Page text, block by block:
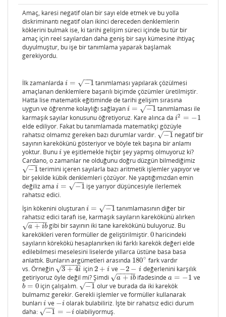
Amaç, karesi negatif olan bir sayı elde etmek ve bu yolla
diskriminantı negatif olan ikinci dereceden denklemlerin
köklerini bulmak ise, ki tarihi gelişim süreci içinde bu tür bir
amaç için reel sayılardan daha geniş bir sayı kümesine ihtiyaç
duyulmuştur, bu işe bir tanımlama yaparak başlamak
gerekiyordu.
İlk zamanlarda i = −1
−−
−
√
i= −1
tanımlaması yapılarak çözülmesi
amaçlanan denklemlere başarılı biçimde çözümler üretilmiştir.
Hatta lise matematik eğitiminde de tarihi gelişim sırasına
uygun ve öğrenme kolaylığı sağlayan i = −1
−−
−
√
i= −1
tanımlaması ile
karmaşık sayılar konusunu öğretiyoruz. Kare alınca da i2 = −1
i2 −1
elde ediliyor. Fakat bu tanımlamada matematikçi gözüyle
rahatsız olmamız gereken bazı durumlar vardır.
−1
−−
−
√
−1
negatif bir
sayının karekökünü gösteriyor ve böyle tek başına bir anlamı
yoktur. Bunu i
i ye eşitlemekle hiçbir şey yapmış olmuyoruz ki?
Cardano, o zamanlar ne olduğunu doğru düzgün bilmediğimiz
−1
−−
−
√
−1
terimini içeren sayılarla bazı aritmetik işlemler yapıyor ve
bir şekilde kübik denklemleri çözüyor. Ne yaptığımızdan emin
değiliz ama i = −1
−−
−
√
i= −1
işe yarıyor düşüncesiyle ilerlemek
rahatsız edici.
İşin kökenini oluşturan i = −1
−−
−
√
i= −1
tanımlamasının diğer bir
rahatsız edici tarafı ise, karmaşık sayıların karekökünü alırken
a + ib
− −
−−−
√
a+ib
gibi bir sayının iki tane karekökünü buluyoruz. Bu
karekökleri veren formüller de geliştirilmiştir.0
0 haricindeki
sayıların körekökü hesaplanırken iki farklı karekök değeri elde
edilebilmesi meselesini liselerde yıllarca üstüne basa basa
anlattık. Bunların argümetleri arasında 180∘
180∘ fark vardır
vs. Örneğin
3 + 4i
− −
−−−
√
3+4 için2 + i
2+i ve −2 − i
−2− i
değerlenini karşılık
getiriyoruz öyle değil mi? Şimdi
a + ib
− −
−−−
√
a+ib ifadesindea = −1
a=−1 ve
b = 0
b =0 için çalışalım. −1
−−
−
√
−1
olur ve burada da iki karekök
bulmamız gerekir. Gerekli işlemler ve formüller kullanarak
bunları i
i ve −i
−i olarak bulabiliriz. İşte bir rahatsız edici durum
daha:
−1
−−
−
√ = −i
−1=−i
olabiliyormuş.